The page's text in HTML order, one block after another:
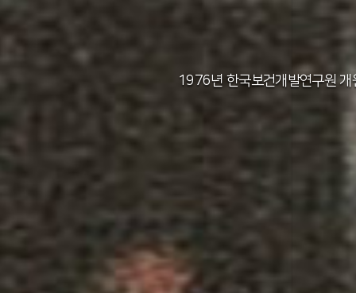
1971년 가족계획연구원
1976년 한국보건개발연구원 개
1982년 한국인구보건연구원 신청사 준
2012년 한국보건사회연구원 서울 청사
2011년 한국보건사회연구원 설립 40주년
2014년 한국보건사회연구원 세종 청사